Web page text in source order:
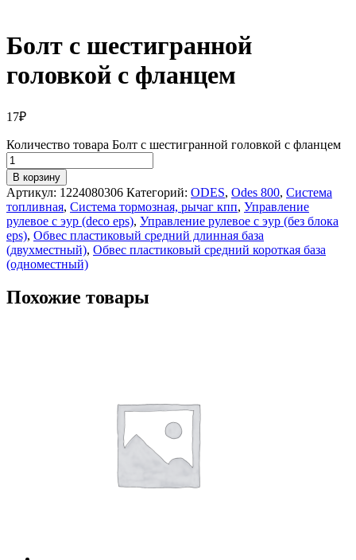
Болт с шестигранной
головкой с фланцем
17₽
Количество товара Болт с шестигранной головкой с фланцем
В корзину
Артикул: 1224080306 Категорий: ODES, Odes 800, Система
топливная, Система тормозная, рычаг кпп, Управление
рулевое с эур (deco eps), Управление рулевое с эур (без блока
eps), Обвес пластиковый средний длинная база
(двухместный), Обвес пластиковый средний короткая база
(одноместный)
Похожие товары